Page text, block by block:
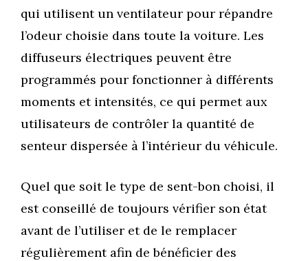
qui utilisent un ventilateur pour répandre
l’odeur choisie dans toute la voiture. Les
diffuseurs électriques peuvent être
programmés pour fonctionner à différents
moments et intensités, ce qui permet aux
utilisateurs de contrôler la quantité de
senteur dispersée à l’intérieur du véhicule.
Quel que soit le type de sent-bon choisi, il
est conseillé de toujours vérifier son état
avant de l’utiliser et de le remplacer
régulièrement afin de bénéficier des